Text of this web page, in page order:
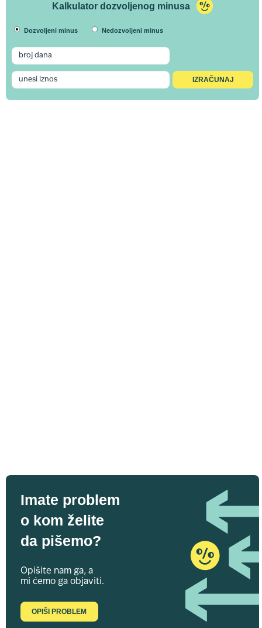
Kalkulator dozvoljenog minusa
Dozvoljeni minus Nedozvoljeni minus
Imate problem
o kom želite
da pišemo?
Opišite nam ga, a
mi ćemo ga objaviti.
OPIŠI PROBLEM